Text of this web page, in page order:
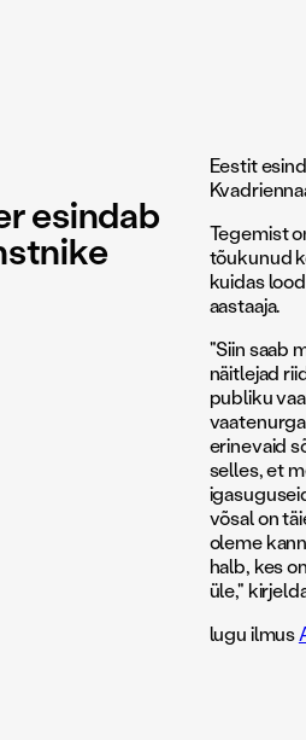
esindab
Eestit
Tegemist
tõukunud
kuidas
aastaaja.
"Siin saab
näitlejad
publiku
erinevaid
selles, et
võsal on
oleme
halb, kes
üle,"
lugu ilmus